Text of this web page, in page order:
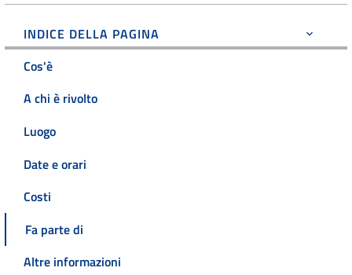
INDICE DELLA PAGINA
Cos'è
A chi è rivolto
Luogo
Date e orari
Costi
Fa parte di
Altre informazioni